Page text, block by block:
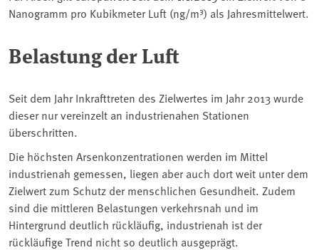
Nanogramm pro Kubikmeter Luft (ng/m³) als Jahresmittelwert.
Belastung der Luft
Seit dem Jahr Inkrafttreten des Zielwertes im Jahr 2013 wurde
dieser nur vereinzelt an industrienahen Stationen
überschritten.
Die höchsten Arsenkonzentrationen werden im Mittel
industrienah gemessen, liegen aber auch dort weit unter dem
Zielwert zum Schutz der menschlichen Gesundheit. Zudem
sind die mittleren Belastungen verkehrsnah und im
Hintergrund deutlich rückläufig, industrienah ist der
rückläufige Trend nicht so deutlich ausgeprägt.